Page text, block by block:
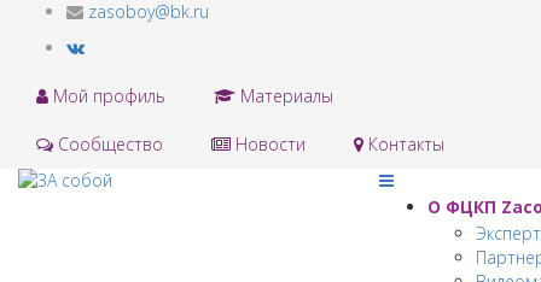
zasoboy@bk.ru
Мой профиль Материалы
Сообщество Новости Контакты
О ФЦКП